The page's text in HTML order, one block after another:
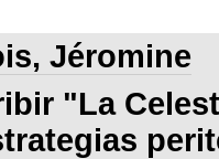
Jéromine
"La